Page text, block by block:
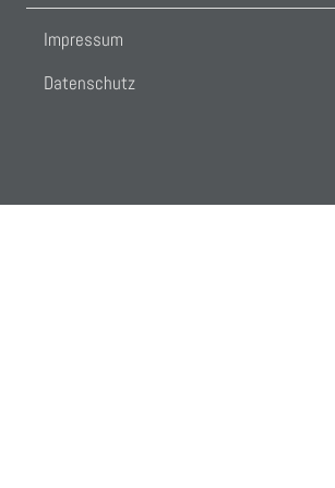
Impressum
Datenschutz